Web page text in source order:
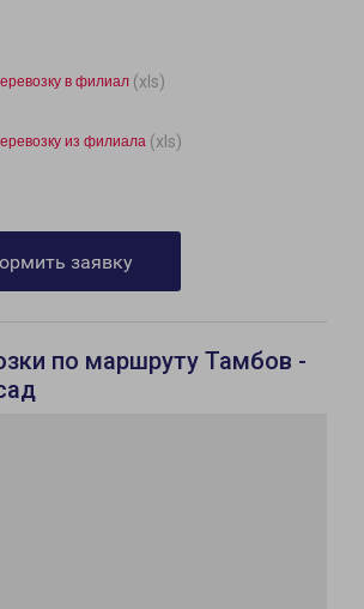
в филиал (xls)
из филиала (xls)
заявку
по маршруту Тамбов -